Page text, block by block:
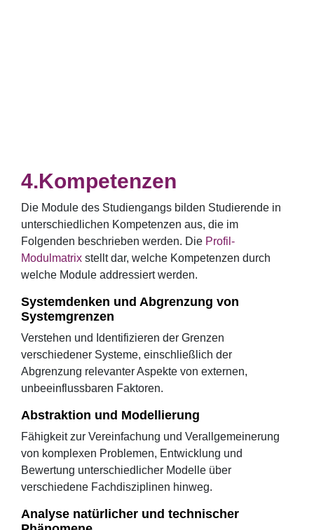
Kompetenzen
Die Module des Studiengangs bilden Studierende in
unterschiedlichen Kompetenzen aus, die im
Folgenden beschrieben werden. Die Profil-
Modulmatrix stellt dar, welche Kompetenzen durch
welche Module addressiert werden.
Systemdenken und Abgrenzung von
Systemgrenzen
Verstehen und Identifizieren der Grenzen
verschiedener Systeme, einschließlich der
Abgrenzung relevanter Aspekte von externen,
unbeeinflussbaren Faktoren.
Abstraktion und Modellierung
Fähigkeit zur Vereinfachung und Verallgemeinerung
von komplexen Problemen, Entwicklung und
Bewertung unterschiedlicher Modelle über
verschiedene Fachdisziplinen hinweg.
Analyse natürlicher und technischer